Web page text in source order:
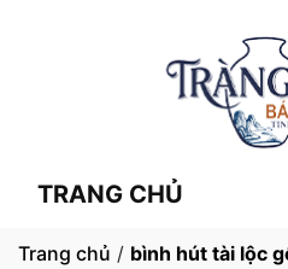
TRANG CHỦ
Trang chủ / bình hút tài lộc